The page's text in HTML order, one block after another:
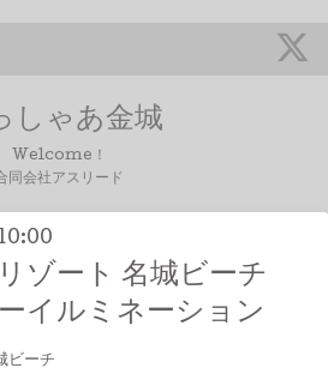
しゃあ金城
Welcome！
同会社アスリード
ゾート 名城ビーチ
イルミネーション
ビーチ